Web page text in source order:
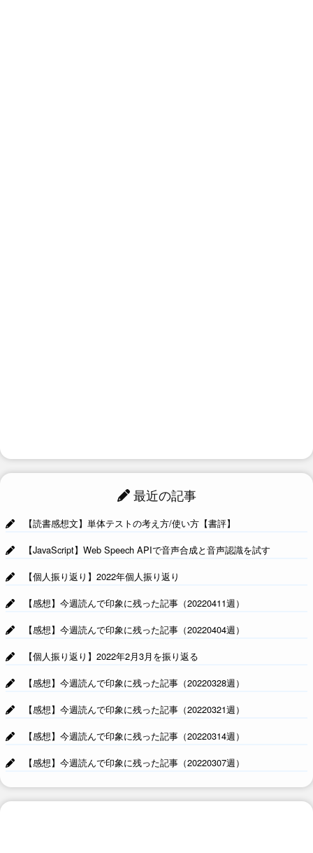
最近の記事
【読書感想文】単体テストの考え方/使い方【書評】
【JavaScript】Web Speech APIで音声合成と音声認識を試す
【個人振り返り】2022年個人振り返り
【感想】今週読んで印象に残った記事（20220411週）
【感想】今週読んで印象に残った記事（20220404週）
【個人振り返り】2022年2月3月を振り返る
【感想】今週読んで印象に残った記事（20220328週）
【感想】今週読んで印象に残った記事（20220321週）
【感想】今週読んで印象に残った記事（20220314週）
【感想】今週読んで印象に残った記事（20220307週）